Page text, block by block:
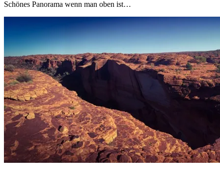
Schönes Panorama wenn man oben ist…